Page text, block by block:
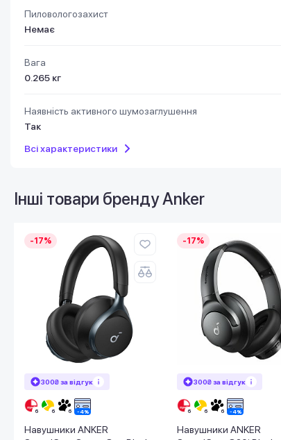
Пиловологозахист
Немає
Вага
0.265 кг
Наявність активного шумозаглушення
Так
Всі характеристики
Інші товари брендуAnker
-17%
300₴ за відгук
Навушники ANKER
-17%
300₴ за відгук
Навушники ANKER